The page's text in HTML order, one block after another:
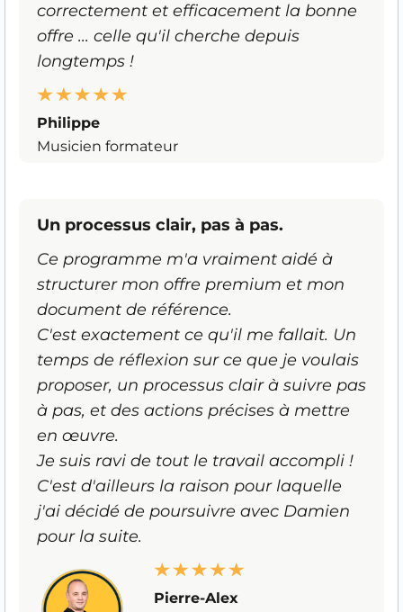
correctement et efficacement la bonne
offre ... celle qu'il cherche depuis
longtemps !
Philippe
Musicien formateur
Un processus clair, pas à pas.
Ce programme m'a vraiment aidé à
structurer mon offre premium et mon
document de référence.
C'est exactement ce qu'il me fallait. Un
temps de réflexion sur ce que je voulais
proposer, un processus clair à suivre pas
à pas, et des actions précises à mettre
en œuvre.
Je suis ravi de tout le travail accompli !
C'est d'ailleurs la raison pour laquelle
j'ai décidé de poursuivre avec Damien
pour la suite.
Pierre-Alex